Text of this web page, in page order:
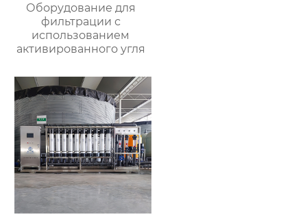
Оборудование для
фильтрации с
использованием
активированного угля